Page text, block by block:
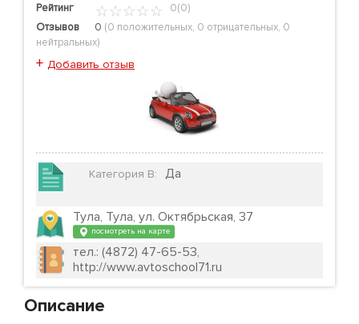
Рейтинг
0(0)
Отзывов
0 (0 положительных, 0 отрицательных, 0
нейтральных)
+ Добавить отзыв
Категория B: Да
Тула, Тула, ул. Октябрьская, 37
посмотреть на карте
тел.: (4872) 47-65-53,
http://www.avtoschool71.ru
Описание